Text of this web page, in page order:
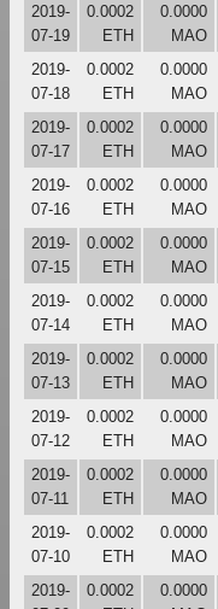
2019-
07-19
0.0002
ETH
0.0000
MAO
2019-
07-18
0.0002
ETH
0.0000
MAO
2019-
07-17
0.0002
ETH
0.0000
MAO
2019-
07-16
0.0002
ETH
0.0000
MAO
2019-
07-15
0.0002
ETH
0.0000
MAO
2019-
07-14
0.0002
ETH
0.0000
MAO
2019-
07-13
0.0002
ETH
0.0000
MAO
2019-
07-12
0.0002
ETH
0.0000
MAO
2019-
07-11
0.0002
ETH
0.0000
MAO
2019-
07-10
0.0002
ETH
0.0000
MAO
2019-
0.0002
0.0000